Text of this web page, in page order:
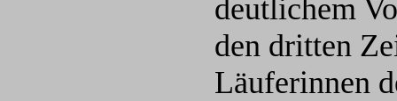
deutlichem
den dritten
Läuferinnen